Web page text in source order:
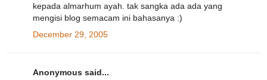
kepada almarhum ayah. tak sangka ada ada yang
mengisi blog semacam ini bahasanya :)
December 29, 2005
Anonymous said...